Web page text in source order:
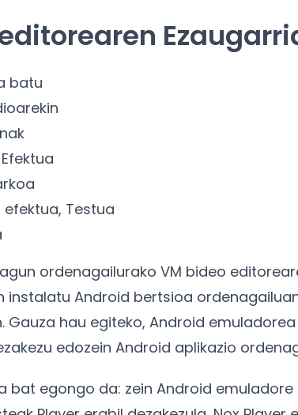
batu
Testua
ordenagailurako VM bideo
instalatu Android bertsioa
Gauza hau egiteko, Android
edozein Android aplikazio
bat egongo da: zein Android emuladore